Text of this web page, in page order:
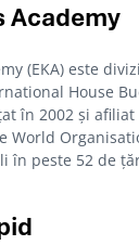
Academy
(EKA) este
House
în 2002 și afiliat
World
în peste 52 de